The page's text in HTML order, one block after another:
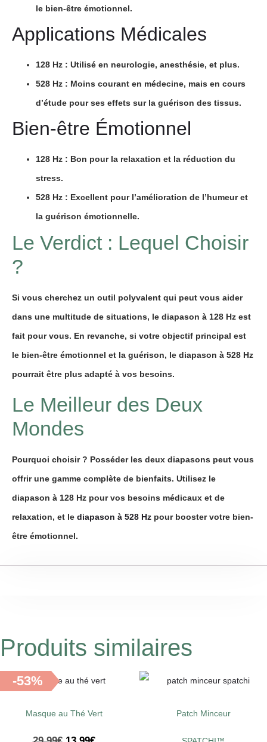
le bien-être émotionnel.
Applications Médicales
128 Hz : Utilisé en neurologie, anesthésie, et plus.
528 Hz : Moins courant en médecine, mais en cours
d’étude pour ses effets sur la guérison des tissus.
Bien-être Émotionnel
128 Hz : Bon pour la relaxation et la réduction du
stress.
528 Hz : Excellent pour l’amélioration de l’humeur et
la guérison émotionnelle.
Le Verdict : Lequel Choisir
?
Si vous cherchez un outil polyvalent qui peut vous aider
dans une multitude de situations, le diapason à 128 Hz est
fait pour vous. En revanche, si votre objectif principal est
le bien-être émotionnel et la guérison, le diapason à 528 Hz
pourrait être plus adapté à vos besoins.
Le Meilleur des Deux
Mondes
Pourquoi choisir ? Posséder les deux diapasons peut vous
offrir une gamme complète de bienfaits. Utilisez le
diapason à 128 Hz pour vos besoins médicaux et de
relaxation, et le diapason à 528 Hz pour booster votre bien-
être émotionnel.
Produits similaires
-53%
Masque au Thé Vert Patch Minceur